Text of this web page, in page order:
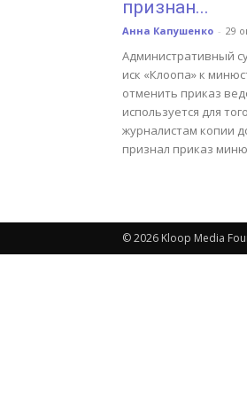
признан...
Анна Капушенко - 29
Административный
иск «Клоопа» к
отменить приказ
используется для
журналистам копии
признал приказ
© 2026 Kloop Media